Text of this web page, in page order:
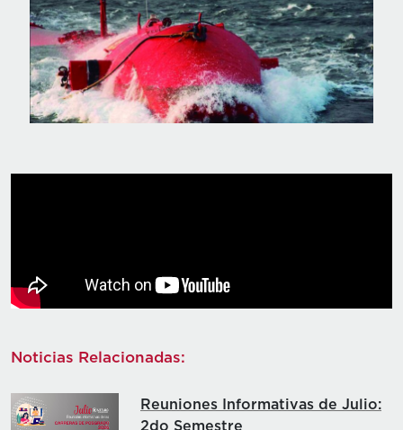
Noticias Relacionadas:
Reuniones Informativas de Julio:
2do Semestre